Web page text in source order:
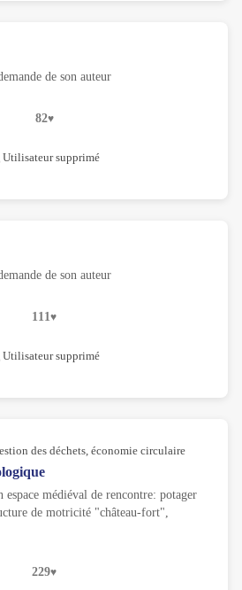
de son auteur
82
Utilisateur supprimé
de son auteur
111
Utilisateur supprimé
des déchets, économie circulaire
médiéval de rencontre: potager
de motricité "château-fort",
229